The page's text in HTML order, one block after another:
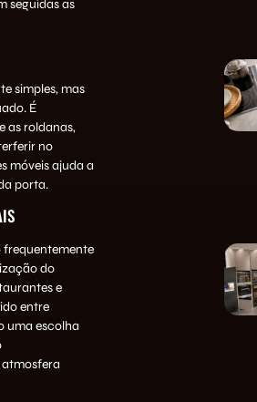
seguidas as
simples, mas
É
as roldanas,
no
móveis ajuda a
porta.
frequentemente
do
e
entre
uma escolha